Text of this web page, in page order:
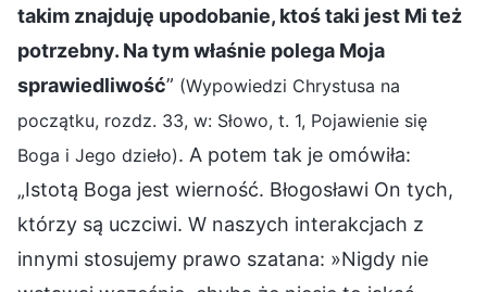
takim znajduję upodobanie, ktoś taki jest Mi też
potrzebny. Na tym właśnie polega Moja
sprawiedliwość” (Wypowiedzi Chrystusa na
początku, rozdz. 33, w: Słowo, t. 1, Pojawienie się
Boga i Jego dzieło). A potem tak je omówiła:
„Istotą Boga jest wierność. Błogosławi On tych,
którzy są uczciwi. W naszych interakcjach z
innymi stosujemy prawo szatana: »Nigdy nie